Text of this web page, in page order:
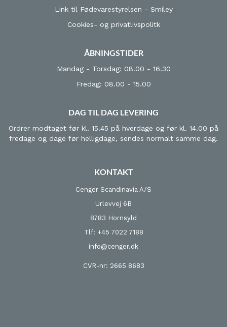
Link til Fødevarestyrelsen - Smiley
Cookies- og privatlivspolitk
ÅBNINGSTIDER
Mandag - Torsdag: 08.00 - 16.30
Fredag: 08.00 - 15.00
DAG TIL DAG LEVERING
Ordrer modtaget før kl. 15.45 på hverdage og før kl. 14.00 på
fredage og dage før helligdage, sendes normalt samme dag.
KONTAKT
Cenger Scandinavia A/S
Urlevvej 6B
8783 Hornsyld
Tlf: +45 7022 7188
info@cenger.dk
CVR-nr: 2665 8683